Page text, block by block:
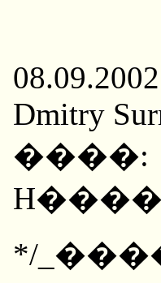
08.09.2002
Dmitry
*/